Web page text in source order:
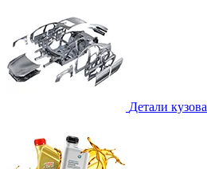
Детали кузова